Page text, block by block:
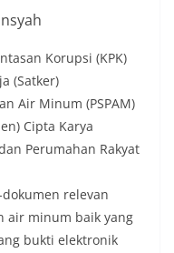
Korupsi (KPK)‎
(Satker)
Air Minum (PSPAM)
Cipta Karya
Perumahan Rakyat
relevan
air minum baik yang
bukti elektronik